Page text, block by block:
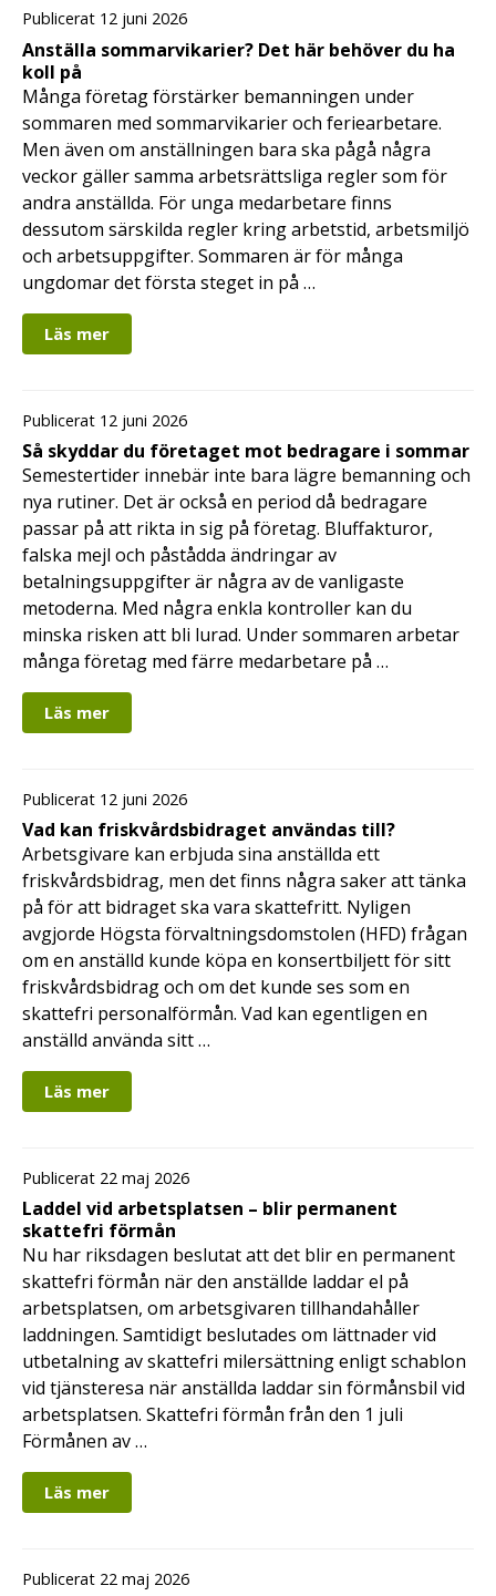
Publicerat 12 juni 2026
Anställa sommarvikarier? Det här behöver du ha
koll på
Många företag förstärker bemanningen under
sommaren med sommarvikarier och feriearbetare.
Men även om anställningen bara ska pågå några
veckor gäller samma arbetsrättsliga regler som för
andra anställda. För unga medarbetare finns
dessutom särskilda regler kring arbetstid, arbetsmiljö
och arbetsuppgifter. Sommaren är för många
ungdomar det första steget in på …
Läs mer
Publicerat 12 juni 2026
Så skyddar du företaget mot bedragare i sommar
Semestertider innebär inte bara lägre bemanning och
nya rutiner. Det är också en period då bedragare
passar på att rikta in sig på företag. Bluffakturor,
falska mejl och påstådda ändringar av
betalningsuppgifter är några av de vanligaste
metoderna. Med några enkla kontroller kan du
minska risken att bli lurad. Under sommaren arbetar
många företag med färre medarbetare på …
Läs mer
Publicerat 12 juni 2026
Vad kan friskvårdsbidraget användas till?
Arbetsgivare kan erbjuda sina anställda ett
friskvårdsbidrag, men det finns några saker att tänka
på för att bidraget ska vara skattefritt. Nyligen
avgjorde Högsta förvaltningsdomstolen (HFD) frågan
om en anställd kunde köpa en konsertbiljett för sitt
friskvårdsbidrag och om det kunde ses som en
skattefri personalförmån. Vad kan egentligen en
anställd använda sitt …
Läs mer
Publicerat 22 maj 2026
Laddel vid arbetsplatsen – blir permanent
skattefri förmån
Nu har riksdagen beslutat att det blir en permanent
skattefri förmån när den anställde laddar el på
arbetsplatsen, om arbetsgivaren tillhandahåller
laddningen. Samtidigt beslutades om lättnader vid
utbetalning av skattefri milersättning enligt schablon
vid tjänsteresa när anställda laddar sin förmånsbil vid
arbetsplatsen. Skattefri förmån från den 1 juli
Förmånen av …
Läs mer
Publicerat 22 maj 2026